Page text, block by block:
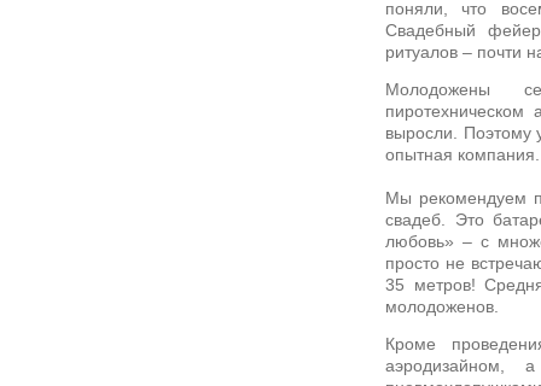
поняли, что
Свадебный
ритуалов – почти
Молодожены
пиротехническом
выросли. Поэтому
опытная компания.
Мы рекомендуем
свадеб. Это
любовь» – с
просто не
35 метров!
молодоженов.
Кроме
аэродизайном,